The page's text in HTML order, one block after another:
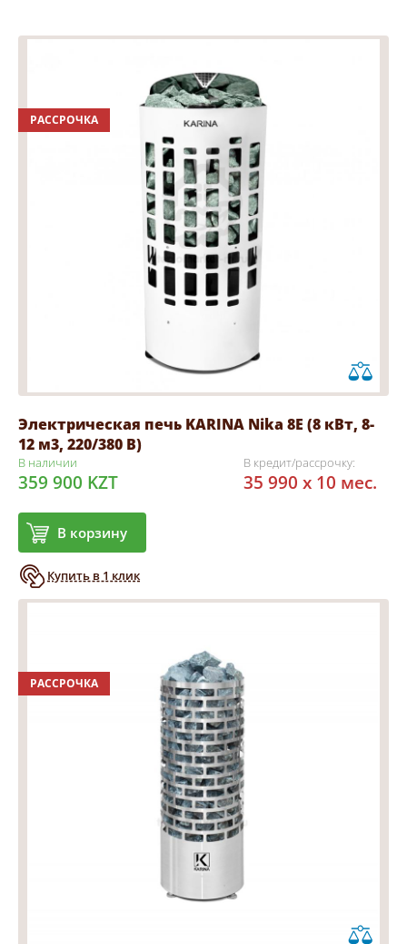
РАССРОЧКА
Электрическая печь KARINA Nika 8Е (8 кВт, 8-
12 м3, 220/380 В)
В наличии
359 900 KZT
В корзину
Купить в 1 клик
В кредит/рассрочку:
35 990 x 10 мес.
РАССРОЧКА